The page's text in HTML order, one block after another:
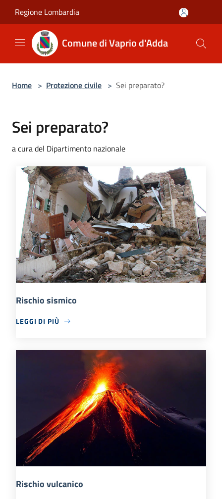
Regione Lombardia
Comune di Vaprio d'Adda
Home > Protezione civile > Sei preparato?
Sei preparato?
a cura del Dipartimento nazionale
Rischio sismico
LEGGI DI PIÙ
Rischio vulcanico